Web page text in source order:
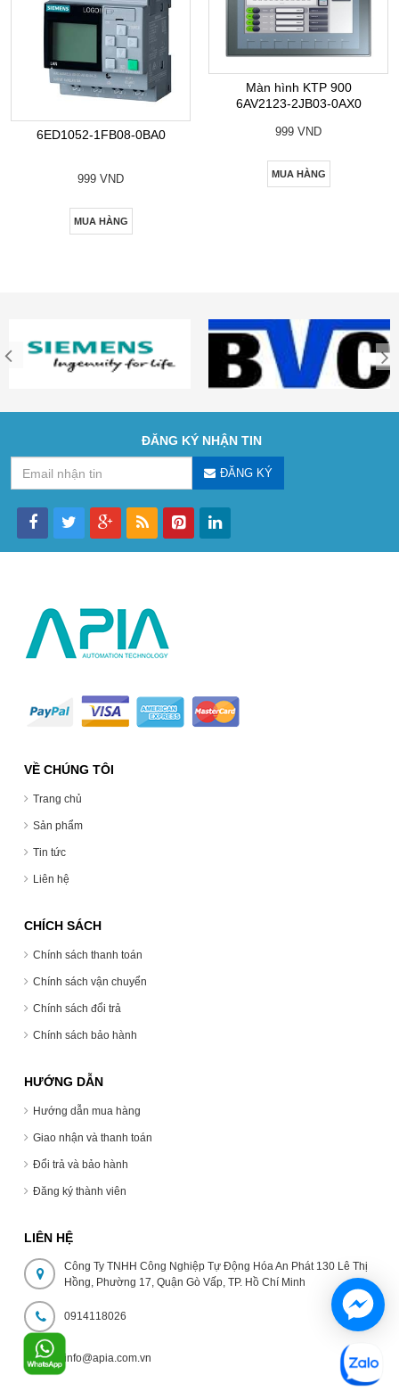
6ED1052-1FB08-0BA0
999 VND
MUA HÀNG
Màn hình KTP 900
6AV2123-2JB03-0AX0
999 VND
MUA HÀNG
ĐĂNG KÝ NHẬN TIN
ĐĂNG KÝ
VỀ CHÚNG TÔI
Trang chủ
Sản phẩm
Tin tức
Liên hệ
CHÍCH SÁCH
Chính sách thanh toán
Chính sách vận chuyển
Chính sách đổi trả
Chính sách bảo hành
HƯỚNG DẪN
Hướng dẫn mua hàng
Giao nhận và thanh toán
Đổi trả và bảo hành
Đăng ký thành viên
LIÊN HỆ
Công Ty TNHH Công Nghiệp Tự Động Hóa An Phát 130 Lê Thị
Hồng, Phường 17, Quận Gò Vấp, TP. Hồ Chí Minh
0914118026
info@apia.com.vn